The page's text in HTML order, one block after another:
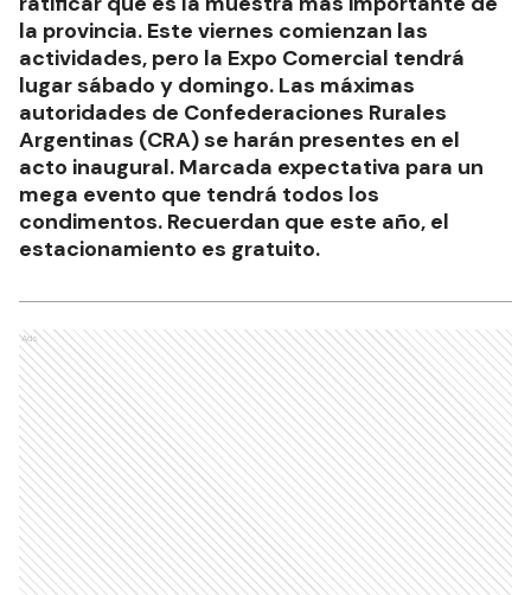
la provincia. Este viernes comienzan las
actividades, pero la Expo Comercial tendrá
lugar sábado y domingo. Las máximas
autoridades de Confederaciones Rurales
Argentinas (CRA) se harán presentes en el
acto inaugural. Marcada expectativa para un
mega evento que tendrá todos los
condimentos. Recuerdan que este año, el
estacionamiento es gratuito.
Ads